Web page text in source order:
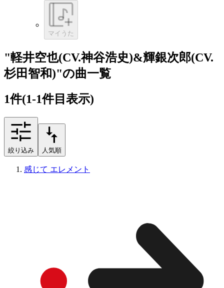
マイうた
"軽井空也(CV.神谷浩史)&輝銀次郎(CV.
杉田智和)"の曲一覧
1件(1-1件目表示)
絞り込み 人気順
感じて エレメント